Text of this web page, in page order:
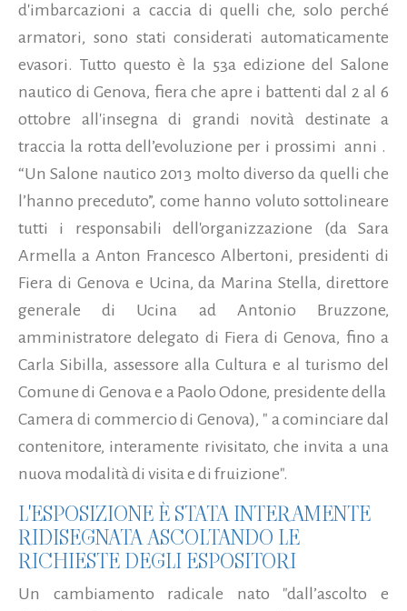
d'imbarcazioni a caccia di quelli che, solo perché
armatori, sono stati considerati automaticamente
evasori. Tutto questo è la 53a edizione del Salone
nautico di Genova, fiera che apre i battenti dal 2 al 6
ottobre all'insegna di grandi novità destinate a
traccia la rotta dell’evoluzione per i prossimi anni .
“Un Salone nautico 2013 molto diverso da quelli che
l’hanno preceduto”, come hanno voluto sottolineare
tutti i responsabili dell'organizzazione (da Sara
Armella a Anton Francesco Albertoni, presidenti di
Fiera di Genova e Ucina, da Marina Stella, direttore
generale di Ucina ad Antonio Bruzzone,
amministratore delegato di Fiera di Genova, fino a
Carla Sibilla, assessore alla Cultura e al turismo del
Comune di Genova e a Paolo Odone, presidente della
Camera di commercio di Genova), " a cominciare dal
contenitore, interamente rivisitato, che invita a una
nuova modalità di visita e di fruizione".
L'ESPOSIZIONE È STATA INTERAMENTE
RIDISEGNATA ASCOLTANDO LE
RICHIESTE DEGLI ESPOSITORI
Un cambiamento radicale nato "dall’ascolto e